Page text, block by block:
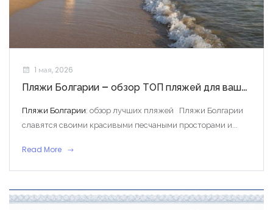
1 мая, 2026
Пляжи Болгарии – обзор ТОП пляжей для вашего отдыха
Пляжи Болгарии: обзор лучших пляжей Пляжи Болгарии
славятся своими красивыми песчаными просторами и...
Read More
Войти